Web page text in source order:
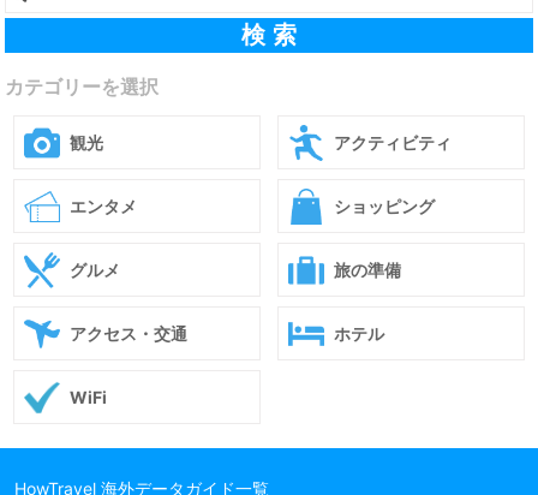
カテゴリーを選択
観光 アクティビティ
エンタメ ショッピング
グルメ 旅の準備
アクセス・交通 ホテル
WiFi
HowTravel 海外データガイド一覧